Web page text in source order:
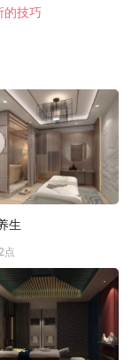
的技巧
生
点